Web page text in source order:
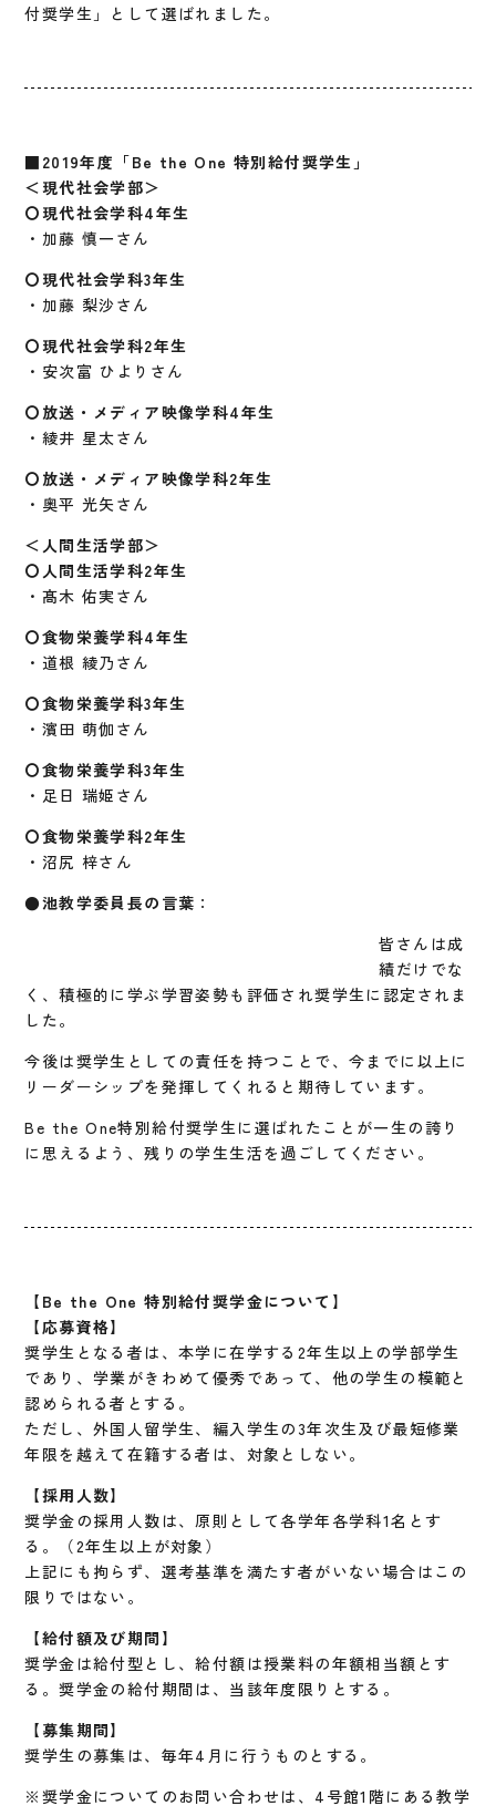
付奨学生」として選ばれました。
■2019年度「Be the One 特別給付奨学生」
＜現代社会学部＞
〇現代社会学科4年生
・加藤 慎一さん
〇現代社会学科3年生
・加藤 梨沙さん
〇現代社会学科2年生
・安次富 ひよりさん
〇放送・メディア映像学科4年生
・綾井 星太さん
〇放送・メディア映像学科2年生
・奥平 光矢さん
＜人間生活学部＞
〇人間生活学科2年生
・髙木 佑実さん
〇食物栄養学科4年生
・道根 綾乃さん
〇食物栄養学科3年生
・濱田 萌伽さん
〇食物栄養学科3年生
・足日 瑞姫さん
〇食物栄養学科2年生
・沼尻 梓さん
●池教学委員長の言葉 ：
皆さんは成
績だけでな
く、積極的に学ぶ学習姿勢も評価され奨学生に認定されま
した。
今後は奨学生としての責任を持つことで、今までに以上に
リーダーシップを発揮してくれると期待しています。
Be the One特別給付奨学生に選ばれたことが一生の誇り
に思えるよう、残りの学生生活を過ごしてください。
【Be the One 特別給付奨学金について】
【応募資格】
奨学生となる者は、本学に在学する2年生以上の学部学生
であり、学業がきわめて優秀であって、他の学生の模範と
認められる者とする。
ただし、外国人留学生、編入学生の3年次生及び最短修業
年限を越えて在籍する者は、対象としない。
【採用人数】
奨学金の採用人数は、原則として各学年各学科1名とす
る。（2年生以上が対象）
上記にも拘らず、選考基準を満たす者がいない場合はこの
限りではない。
【給付額及び期間】
奨学金は給付型とし、給付額は授業料の年額相当額とす
る。奨学金の給付期間は、当該年度限りとする。
【募集期間】
奨学生の募集は、毎年4月に行うものとする。
※奨学金についてのお問い合わせは、4号館1階にある教学